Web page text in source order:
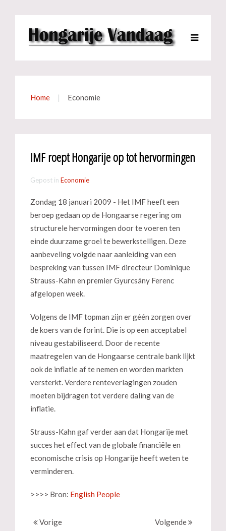
Home Economie
IMF roept Hongarije op tot hervormingen
Gepost in Economie
Zondag 18 januari 2009 - Het IMF heeft een
beroep gedaan op de Hongaarse regering om
structurele hervormingen door te voeren ten
einde duurzame groei te bewerkstelligen. Deze
aanbeveling volgde naar aanleiding van een
bespreking van tussen IMF directeur Dominique
Strauss-Kahn en premier Gyurcsány Ferenc
afgelopen week.
Volgens de IMF topman zijn er géén zorgen over
de koers van de forint. Die is op een acceptabel
niveau gestabiliseerd. Door de recente
maatregelen van de Hongaarse centrale bank lijkt
ook de inflatie af te nemen en worden markten
versterkt. Verdere renteverlagingen zouden
moeten bijdragen tot verdere daling van de
inflatie.
Strauss-Kahn gaf verder aan dat Hongarije met
succes het effect van de globale financiële en
economische crisis op Hongarije heeft weten te
verminderen.
>>>> Bron: English People
Vorige Volgende